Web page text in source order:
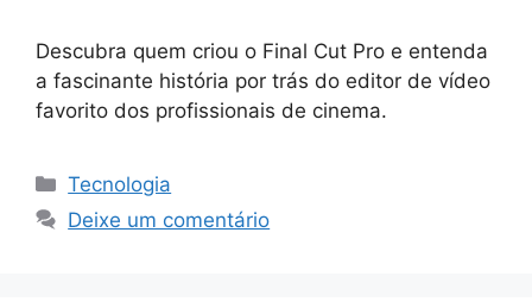
Descubra quem criou o Final Cut Pro e entenda
a fascinante história por trás do editor de vídeo
favorito dos profissionais de cinema.
Categorias
Tecnologia
Deixe um comentário